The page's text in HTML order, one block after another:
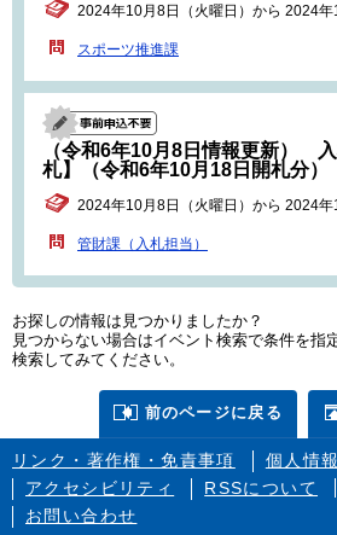
2024年10月8日（火曜日）から 2024年
スポーツ推進課
（令和6年10月8日情報更新）
札】（令和6年10月18日開札分）
2024年10月8日（火曜日）から 2024年
管財課（入札担当）
お探しの情報は見つかりましたか？
見つからない場合はイベント検索で条件を指
検索してみてください。
前のページに戻る
リンク・著作権・免責事項
個人情
アクセシビリティ
RSSについて
お問い合わせ